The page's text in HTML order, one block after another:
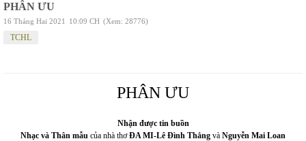
PHÂN ƯU
16 Tháng Hai 2021 10:09 CH (Xem: 28776)
TCHL
PHÂN ƯU
Nhận được tin buồn
Nhạc và Thân mẫu của nhà thơĐA MI-Lê Đình Thắng và Nguyễn Mai Loan